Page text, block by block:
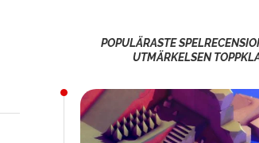
POPULÄRASTE
UTMÄRKELSEN